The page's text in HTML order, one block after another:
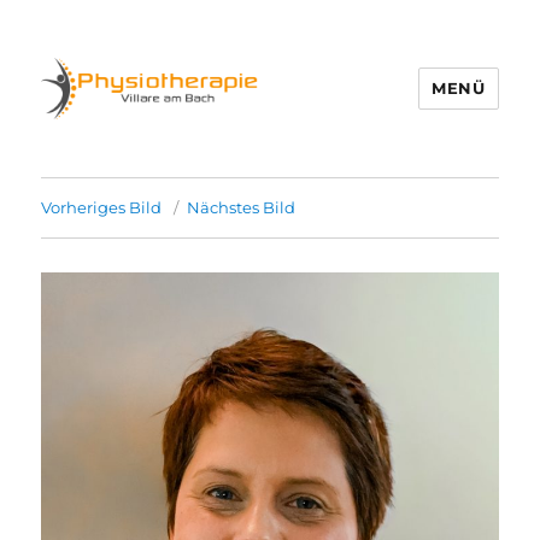
MENÜ
Vorheriges Bild Nächstes Bild